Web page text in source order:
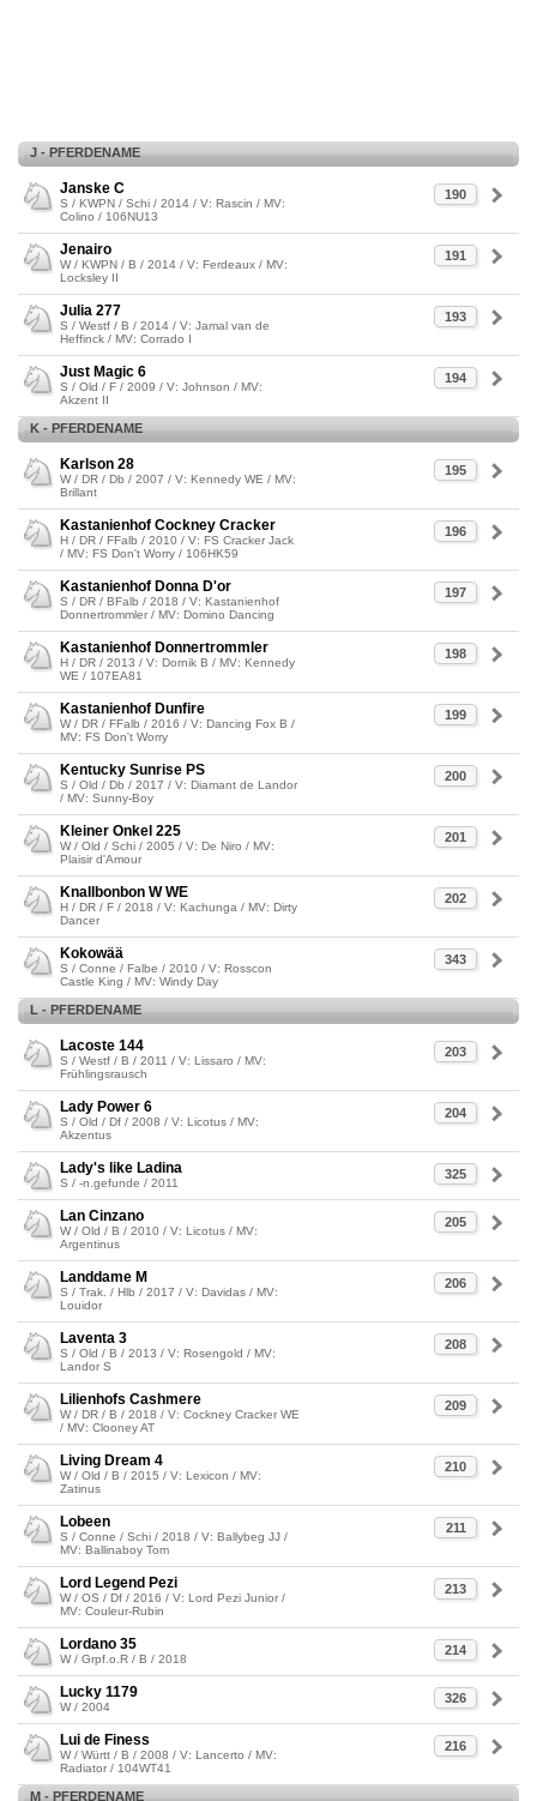
J - PFERDENAME
190
Janske C
S / KWPN / Schi / 2014 / V: Rascin / MV:
Colino / 106NU13
191
Jenairo
W / KWPN / B / 2014 / V: Ferdeaux / MV:
Locksley II
193
Julia 277
S / Westf / B / 2014 / V: Jamal van de
Heffinck / MV: Corrado I
194
Just Magic 6
S / Old / F / 2009 / V: Johnson / MV:
Akzent II
K - PFERDENAME
195
Karlson 28
W / DR / Db / 2007 / V: Kennedy WE / MV:
Brillant
196
Kastanienhof Cockney Cracker
H / DR / FFalb / 2010 / V: FS Cracker Jack
/ MV: FS Don't Worry / 106HK59
197
Kastanienhof Donna D'or
S / DR / BFalb / 2018 / V: Kastanienhof
Donnertrommler / MV: Domino Dancing
198
Kastanienhof Donnertrommler
H / DR / 2013 / V: Dornik B / MV: Kennedy
WE / 107EA81
199
Kastanienhof Dunfire
W / DR / FFalb / 2016 / V: Dancing Fox B /
MV: FS Don't Worry
200
Kentucky Sunrise PS
S / Old / Db / 2017 / V: Diamant de Landor
/ MV: Sunny-Boy
201
Kleiner Onkel 225
W / Old / Schi / 2005 / V: De Niro / MV:
Plaisir d'Amour
202
Knallbonbon W WE
H / DR / F / 2018 / V: Kachunga / MV: Dirty
Dancer
343
Kokowää
S / Conne / Falbe / 2010 / V: Rosscon
Castle King / MV: Windy Day
L - PFERDENAME
203
Lacoste 144
S / Westf / B / 2011 / V: Lissaro / MV:
Frühlingsrausch
204
Lady Power 6
S / Old / Df / 2008 / V: Licotus / MV:
Akzentus
325
Lady's like Ladina
S / -n.gefunde / 2011
205
Lan Cinzano
W / Old / B / 2010 / V: Licotus / MV:
Argentinus
206
Landdame M
S / Trak. / Hlb / 2017 / V: Davidas / MV:
Louidor
208
Laventa 3
S / Old / B / 2013 / V: Rosengold / MV:
Landor S
209
Lilienhofs Cashmere
W / DR / B / 2018 / V: Cockney Cracker WE
/ MV: Clooney AT
210
Living Dream 4
W / Old / B / 2015 / V: Lexicon / MV:
Zatinus
211
Lobeen
S / Conne / Schi / 2018 / V: Ballybeg JJ /
MV: Ballinaboy Tom
213
Lord Legend Pezi
W / OS / Df / 2016 / V: Lord Pezi Junior /
MV: Couleur-Rubin
214
Lordano 35
W / Grpf.o.R / B / 2018
326
Lucky 1179
W / 2004
216
Lui de Finess
W / Württ / B / 2008 / V: Lancerto / MV:
Radiator / 104WT41
M - PFERDENAME